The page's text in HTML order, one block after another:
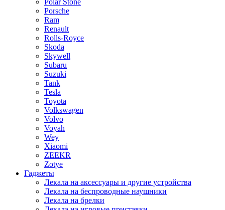
Polar Stone
Porsche
Ram
Renault
Rolls-Royce
Skoda
Skywell
Subaru
Suzuki
Tank
Tesla
Toyota
Volkswagen
Volvo
Voyah
Wey
Xiaomi
ZEEKR
Zotye
Гаджеты
Лекала на аксессуары и другие устройства
Лекала на беспроводные наушники
Лекала на брелки